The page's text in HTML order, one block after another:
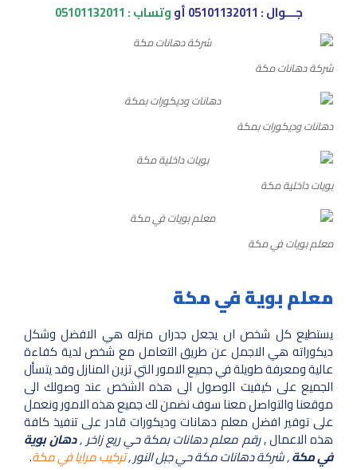
جـــوال : 05101132011أووتساب : 05101132011
شركة دهانات مكة
دهانات وديكورات بمكة
بويات داخلية مكة
معلم بويات في مكة
معلم بوية في مكة
يستطيع كل شخص ان يجعل جدران منزله هي الافضل وشكل
ديكوراته هي الاجمل عن طريق التعامل مع شخص لدية كفاءة
عالية ومعرفة طويلة في جميع الامور التي تزين المنازل وقد يتسأل
الجميع على كيفيت الوصول الى هذه الشخص عند وصولك الى
موقعنا والتواصل معنا سوف نضمن لك جميع هذه الامور ونعمل
على توفير افضل معلم دهانات وديكورات قادر على تنفيذ كافة
هذه الاعمال ,رقم معلم دهانات بمكة حي ريع زاخر ,دهان بوية
في مكة, شركة دهانات مكة حي جبل النور ,تركيب مرايا في مكة.